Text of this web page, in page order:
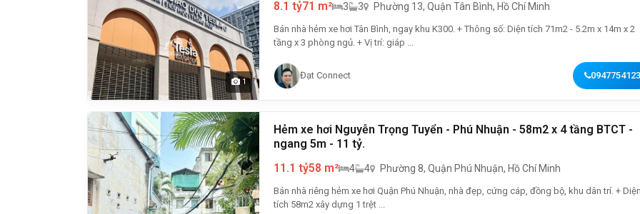
1
8.1 tỷ71 m² 3 3 Phường 13, Quận Tân Bình, Hồ Chí Minh
Bán nhà hẻm xe hơi Tân Bình, ngay khu K300. + Thông số: Diện tích 71m2 - 5.2m x 14m x 2
tầng x 3 phòng ngủ. + Vị trí: giáp ...
Đạt Connect 0947754123
Hẻm xe hơi Nguyễn Trọng Tuyển - Phú Nhuận - 58m2 x 4 tầng BTCT -
ngang 5m - 11 tỷ.
11.1 tỷ58 m² 4 4 Phường 8, Quận Phú Nhuận, Hồ Chí Minh
Bán nhà riêng hẻm xe hơi Quận Phú Nhuận, nhà đẹp, cứng cáp, đồng bộ, khu dân trí. + Diện
tích 58m2 xây dựng 1 trệt ...